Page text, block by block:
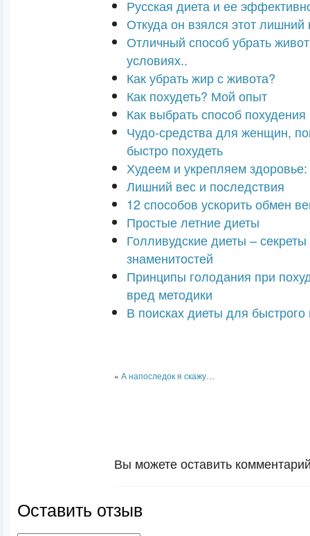
Русская диета и ее
Откуда он взялся этот лишний
Отличный способ убрать
условиях..
Как убрать жир с живота?
Как похудеть? Мой опыт
Как выбрать способ похудения
Чудо-средства для женщин,
быстро похудеть
Худеем и укрепляем здоровье:
Лишний вес и последствия
12 способов ускорить обмен
Простые летние диеты
Голливудские диеты –
знаменитостей
Принципы голодания при
вред методики
В поисках диеты для быстрого
« А напоследок я скажу…
Вы можете оставить
Оставить отзыв